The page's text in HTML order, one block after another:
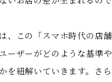
、この「スマホ時代の店
ーザーがどのような基準
を紐解いていきます。さ